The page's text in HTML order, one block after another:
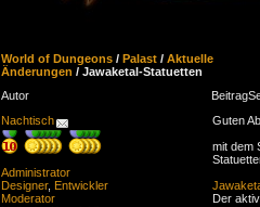
World of Dungeons / Palast / Aktuelle
Änderungen / Jawaketal-Statuetten
Autor Beitrag
Nachtisch
Administrator
Designer, Entwickler
Moderator
Guten
mit dem
Der